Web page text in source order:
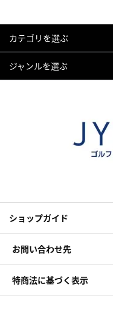
カテゴリを選ぶ
ジャンルを選ぶ
ショップガイド
お問い合わせ先
特商法に基づく表示